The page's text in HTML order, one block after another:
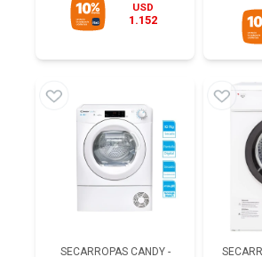
USD
1.152
SECARROPAS CANDY -